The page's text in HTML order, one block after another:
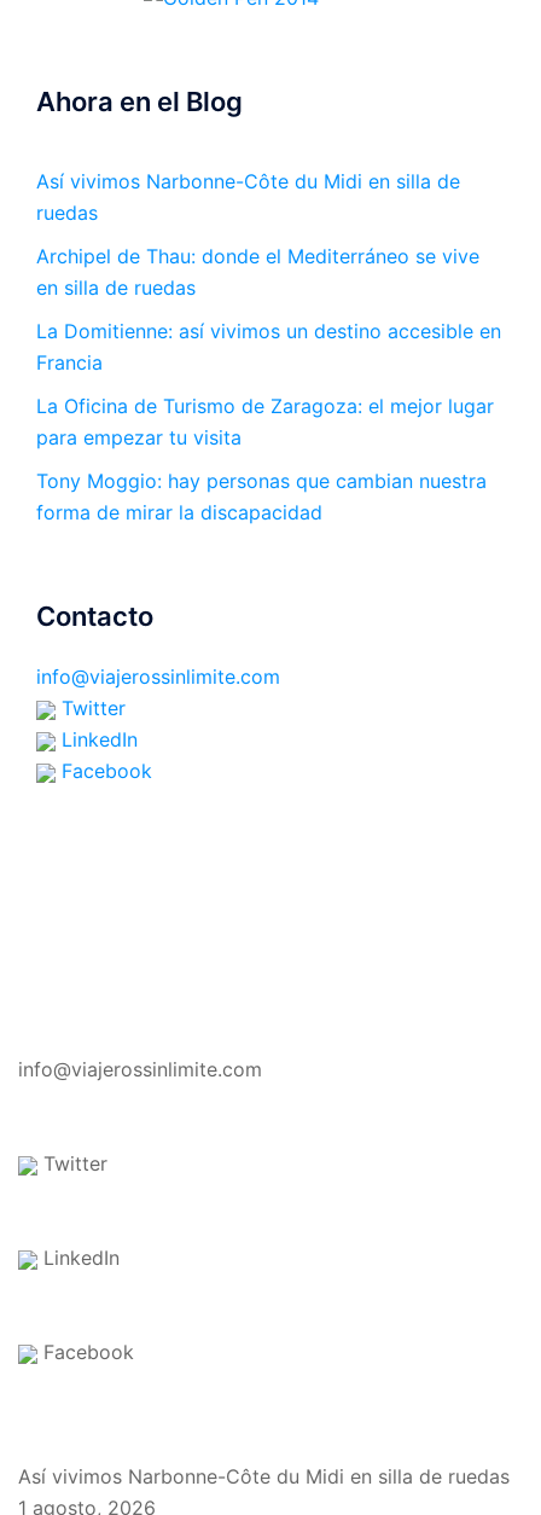
Ahora en el Blog
Así vivimos Narbonne-Côte du Midi en silla de
ruedas
Archipel de Thau: donde el Mediterráneo se vive
en silla de ruedas
La Domitienne: así vivimos un destino accesible en
Francia
La Oficina de Turismo de Zaragoza: el mejor lugar
para empezar tu visita
Tony Moggio: hay personas que cambian nuestra
forma de mirar la discapacidad
Contacto
info@viajerossinlimite.com
Twitter
LinkedIn
Facebook
info@viajerossinlimite.com
Twitter
LinkedIn
Facebook
Así vivimos Narbonne-Côte du Midi en silla de ruedas
1 agosto, 2026